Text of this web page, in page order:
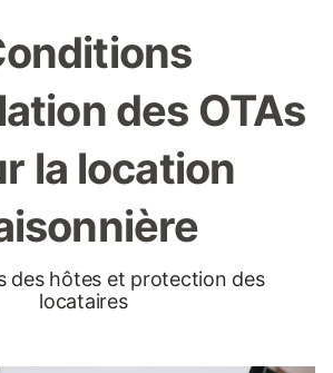
des OTAs
la location
des hôtes et protection des
locataires